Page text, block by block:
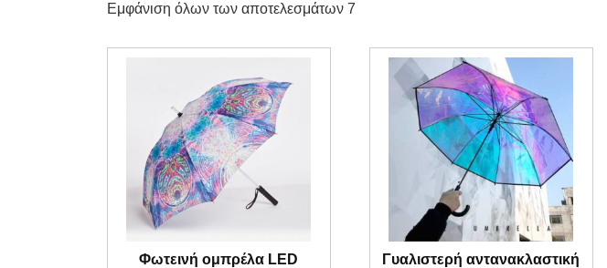
Εμφάνιση όλων των αποτελεσμάτων 7
Φωτεινή ομπρέλα LED
Γυαλιστερή αντανακλαστική